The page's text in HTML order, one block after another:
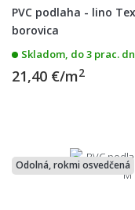
PVC podlaha - lino
borovica
Skladom, do 3 prac.
21,40 €/m2
Odolná, rokmi osvedčená